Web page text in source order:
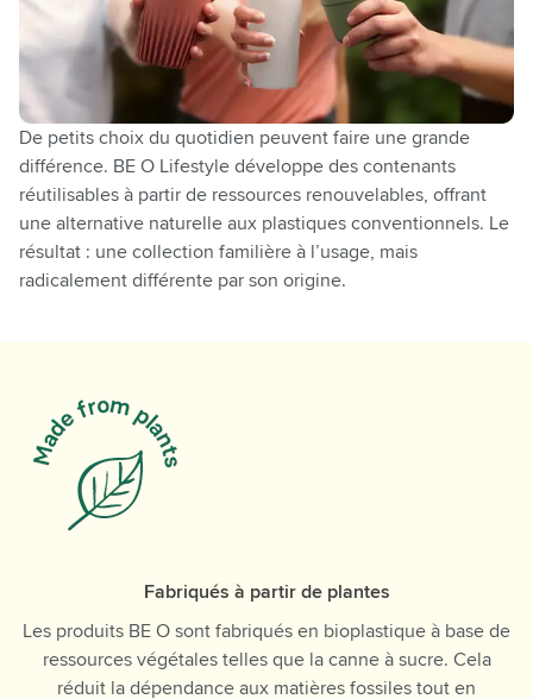
De petits choix du quotidien peuvent faire une grande
différence. BE O Lifestyle développe des contenants
réutilisables à partir de ressources renouvelables, offrant
une alternative naturelle aux plastiques conventionnels. Le
résultat : une collection familière à l’usage, mais
radicalement différente par son origine.
Fabriqués à partir de plantes
Les produits BE O sont fabriqués en bioplastique à base de
ressources végétales telles que la canne à sucre. Cela
réduit la dépendance aux matières fossiles tout en